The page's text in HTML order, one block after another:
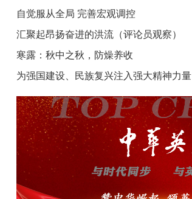
自觉服从全局 完善宏观调控
汇聚起昂扬奋进的洪流（评论员观察）
寒露：秋中之秋，防燥养收
为强国建设、民族复兴注入强大精神力量